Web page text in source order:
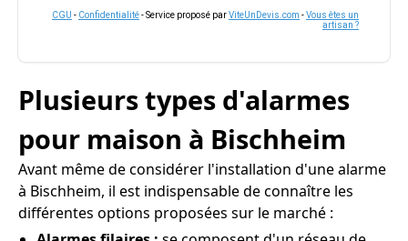
CGU - Confidentialité- Service proposé parViteUnDevis.com -Vous êtes un
artisan ?
Plusieurs types d'alarmes
pour maison à Bischheim
Avant même de considérer l'installation d'une alarme
à Bischheim, il est indispensable de connaître les
différentes options proposées sur le marché :